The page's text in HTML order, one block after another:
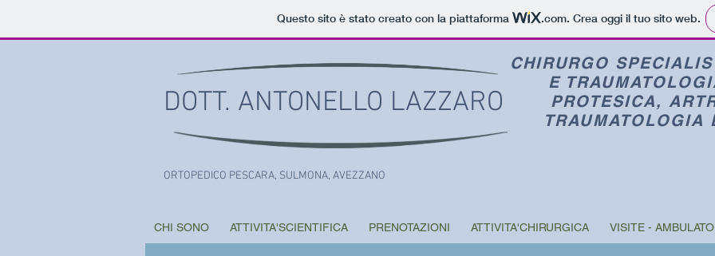
Questo sito è stato creato con la piattaforma .com. Crea oggi il tuo sito web.
CHIRURGO
E
PROTESICA,
TRAUMATOLOGIA
DOTT. ANTONELLO LAZZARO
ORTOPEDICO PESCARA, SULMONA, AVEZZANO
CHI SONO ATTIVITA'SCIENTIFICA PRENOTAZIONI ATTIVITA'CHIRURGICA VISITE -